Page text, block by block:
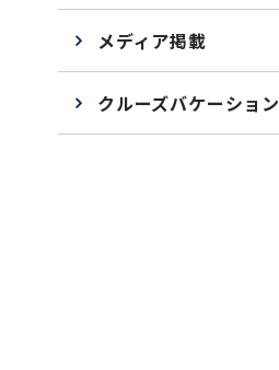
メディア掲載
クルーズバケーション